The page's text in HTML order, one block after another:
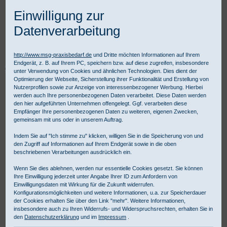
Praxisbedarf Shop Diagnostik Fachspezifische Diagnostik
Spirometrie
Vitalograph-Zubehör
Vitalograph Sicherheitsmundstücke
Einwilligung zur
Datenverarbeitung
http://www.msg-praxisbedarf.de und Dritte möchten Informationen auf Ihrem
Endgerät, z. B. auf Ihrem PC, speichern bzw. auf diese zugreifen, insbesondere
unter Verwendung von Cookies und ähnlichen Technologien. Dies dient der
Optimierung der Webseite, Sicherstellung ihrer Funktionalität und Erstellung von
Nutzerprofilen sowie zur Anzeige von interessenbezogener Werbung. Hierbei
werden auch Ihre personenbezogenen Daten verarbeitet. Diese Daten werden
den hier aufgeführten Unternehmen offengelegt. Ggf. verarbeiten diese
Empfänger Ihre personenbezogenen Daten zu weiteren, eigenen Zwecken,
gemeinsam mit uns oder in unserem Auftrag.
Indem Sie auf "Ich stimme zu" klicken, willigen Sie in die Speicherung von und
den Zugriff auf Informationen auf Ihrem Endgerät sowie in die oben
beschriebenen Verarbeitungen ausdrücklich ein.
Wenn Sie dies ablehnen, werden nur essentielle Cookies gesetzt. Sie können
Ihre Einwilligung jederzeit unter Angabe Ihrer ID zum Anfordern von
Einwilligungsdaten mit Wirkung für die Zukunft widerrufen.
Konfigurationsmöglichkeiten und weitere Informationen, u.a. zur Speicherdauer
der Cookies erhalten Sie über den Link "mehr". Weitere Informationen,
insbesondere auch zu Ihren Widerrufs- und Widerspruchsrechten, erhalten Sie in
den Datenschutzerklärung und im Impressum